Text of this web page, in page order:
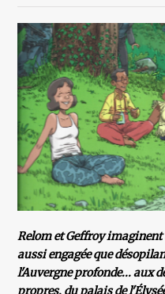
Relom et Geffroy
aussi engagée que
l'Auvergne profonde... aux
propres, du palais de